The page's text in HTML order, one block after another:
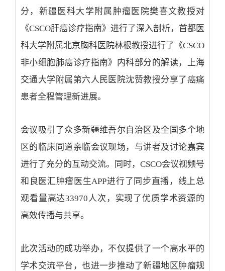
分，新疆医科大学附属肿瘤医院樊喜文教授对
《CSCO肝癌诊疗指南》进行了深入剖析，首都医
科大学附属北京胸科医院林根教授进行了《CSCO
非小细胞肺癌诊疗指南》内科部分的解读，上海
交通大学附属第六人民医院沈赞教授分享了癌痛
患者全程管理新进展。
会议吸引了众多新疆维吾尔自治区及全国多个地
区的临床同道亲临会议现场，与讲者及讨论嘉宾
进行了充分的互动交流。同时，CSCO会议视频号
和良医汇肿瘤医生APP进行了同步直播，线上总
观看量高达33970人次，实现了优质学术资源的
高效传播与共享。
此次活动的成功举办，不仅提供了一个高水平的
学术交流平台，也进一步推动了新疆地区肿瘤规